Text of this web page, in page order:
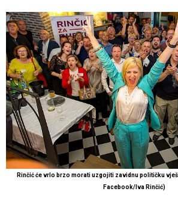
Rinčić će vrlo brzo morati uzgojiti zavidnu političku
Facebook/Iva Rinčić)